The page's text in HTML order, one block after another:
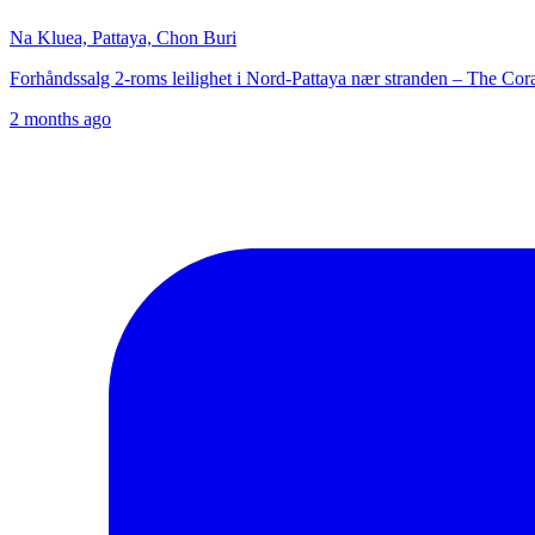
Na Kluea, Pattaya, Chon Buri
Forhåndssalg 2-roms leilighet i Nord-Pattaya nær stranden – The
2 months ago